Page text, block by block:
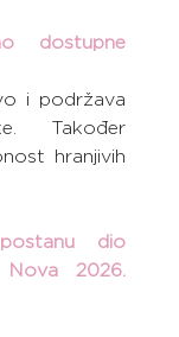
dostupne
i podržava
Također
hranjivih
dio
Nova 2026.